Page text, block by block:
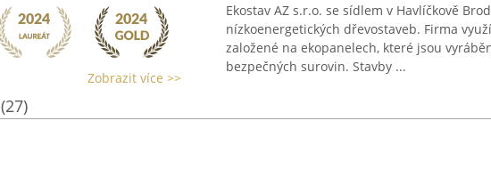
Zobrazit více >>
(27)
Ekostav AZ s.r.o. se sídlem v Havlíčkově
nízkoenergetických dřevostaveb. Firma
založené na ekopanelech, které jsou
bezpečných surovin. Stavby ...